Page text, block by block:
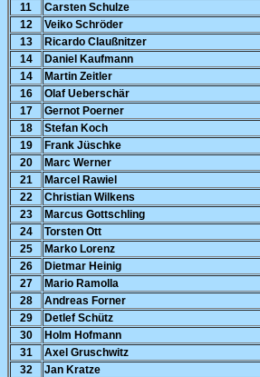
11
Carsten Schulze
12
Veiko Schröder
13
Ricardo Claußnitzer
14
Daniel Kaufmann
14
Martin Zeitler
16
Olaf Ueberschär
17
Gernot Poerner
18
Stefan Koch
19
Frank Jüschke
20
Marc Werner
21
Marcel Rawiel
22
Christian Wilkens
23
Marcus Gottschling
24
Torsten Ott
25
Marko Lorenz
26
Dietmar Heinig
27
Mario Ramolla
28
Andreas Forner
29
Detlef Schütz
30
Holm Hofmann
31
Axel Gruschwitz
32
Jan Kratze